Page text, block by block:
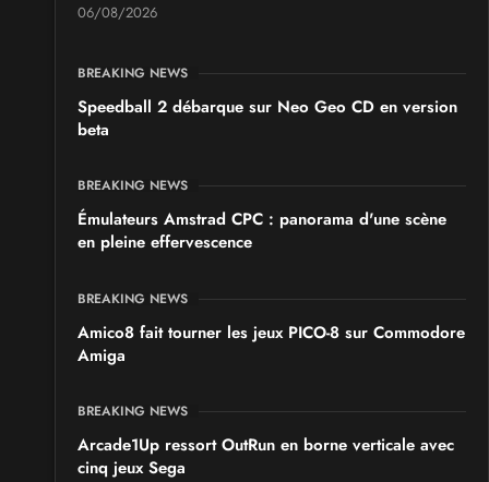
06/08/2026
BREAKING NEWS
Speedball 2 débarque sur Neo Geo CD en version
beta
BREAKING NEWS
Émulateurs Amstrad CPC : panorama d'une scène
en pleine effervescence
BREAKING NEWS
Amico8 fait tourner les jeux PICO-8 sur Commodore
Amiga
BREAKING NEWS
Arcade1Up ressort OutRun en borne verticale avec
cinq jeux Sega